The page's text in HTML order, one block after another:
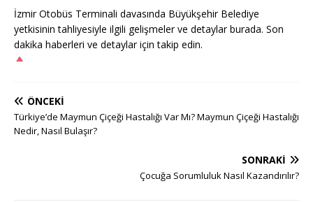
İzmir Otobüs Terminali davasında Büyükşehir Belediye
yetkisinin tahliyesiyle ilgili gelişmeler ve detaylar burada. Son
dakika haberleri ve detaylar için takip edin.
ÖNCEKI
Türkiye’de Maymun Çiçeği Hastalığı Var Mı? Maymun Çiçeği Hastalığı
Nedir, Nasıl Bulaşır?
SONRAKI
Çocuğa Sorumluluk Nasıl Kazandırılır?